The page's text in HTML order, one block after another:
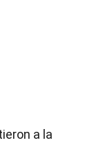
a la